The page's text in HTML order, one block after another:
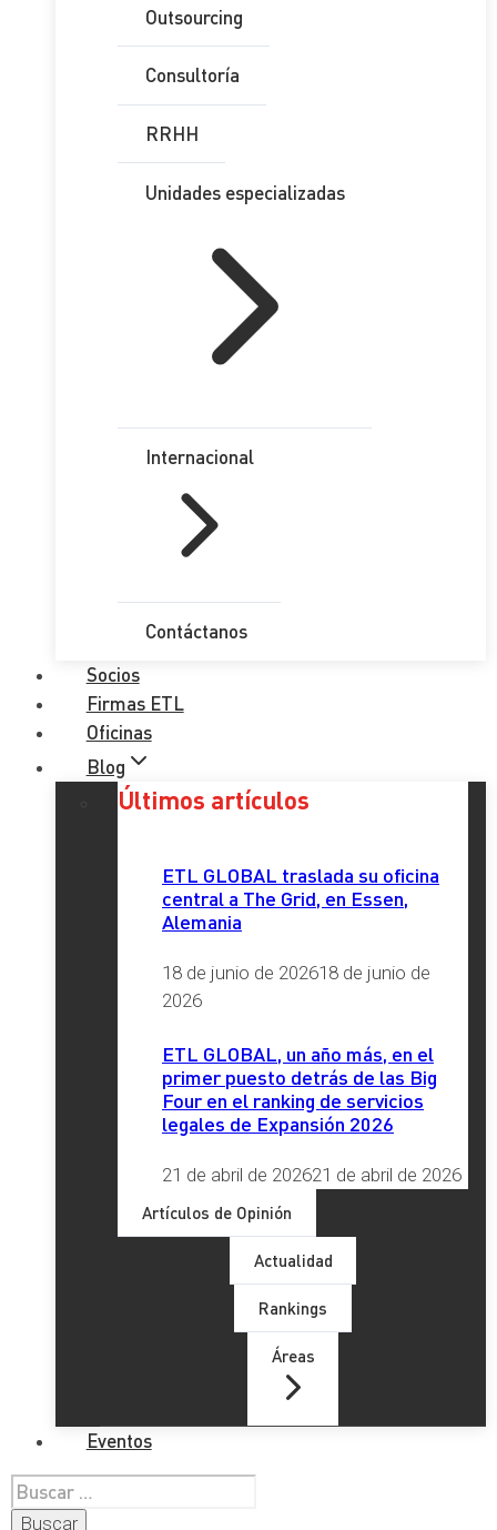
Outsourcing
Consultoría
RRHH
Unidades especializadas
Internacional
Contáctanos
Socios
Firmas ETL
Oficinas
Blog
Últimos artículos
ETL GLOBAL traslada su oficina
central a The Grid, en Essen,
Alemania
18 de junio de 202618 de junio de
2026
ETL GLOBAL, un año más, en el
primer puesto detrás de las Big
Four en el ranking de servicios
legales de Expansión 2026
21 de abril de 202621 de abril de 2026
Artículos de Opinión
Actualidad
Rankings
Áreas
Eventos
Buscar: